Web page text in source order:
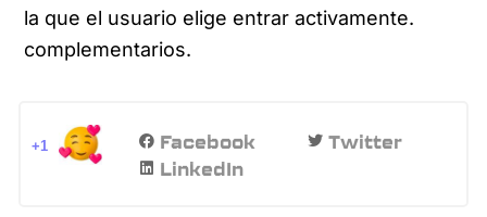
la que el usuario elige entrar activamente.
complementarios.
+1 Facebook
Twitter
LinkedIn